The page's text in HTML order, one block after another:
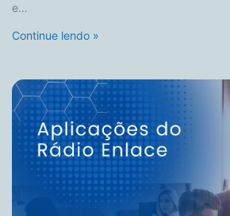
e…
Continue lendo »